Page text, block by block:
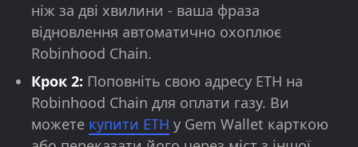
ніж за дві хвилини - ваша фраза
відновлення автоматично охоплює
Robinhood Chain.
Крок 2: Поповніть свою адресу ETH на
Robinhood Chain для оплати газу. Ви
можете купити ETH у Gem Wallet карткою